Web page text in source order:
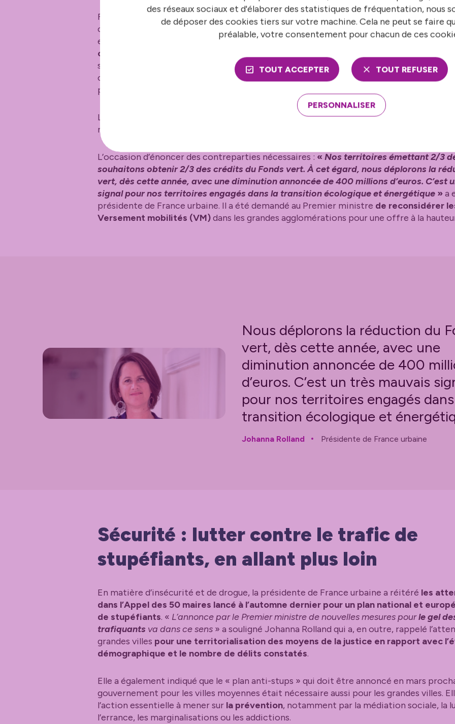
France urbaine représente des territoires émettant 2/3 des émissions de gaz à effet de
comptent 30 millions de Françaises et de Français, dont 2/3 de la population la plus
efficaces et répondre notamment au défi climatique,les territoires urbains plaident
création d’une Autorité organisatrice de la transition écologique solidaire (AOTES)
sur les grandes intercommunalités et métropoles. Cette nouvelle étape de la
contributions portées à l’attention du député de l’Oise, Éric Woerth, qui s’est vu
président de la République sur les enjeux de la décentralisation.
Le Premier ministre s’est montré attentif et sensible à la proposition et aux actions
métropoles et grandes intercommunalités urbaines dans le domaine de la transition
L’occasion d’énoncer des contreparties nécessaires : « Nos territoires émettant 2/3
souhaitons obtenir 2/3 des crédits du Fonds vert. À cet égard, nous déplorons la
vert, dès cette année, avec une diminution annoncée de 400 millions d’euros. C’est
signal pour nos territoires engagés dans la transition écologique et énergétique »a
présidente de France urbaine. Il a été demandé au Premier ministre de reconsidérer
Versement mobilités (VM)dans les grandes agglomérations pour une offre à la
Nous déplorons la réduction du
vert, dès cette année, avec une
diminution annoncée de 400
d’euros. C’est un très mauvais
pour nos territoires engagés
transition écologique et
Johanna Rolland Présidente de France urbaine
Sécurité : lutter contre le trafic de
stupéfiants, en allant plus loin
En matière d’insécurité et de drogue, la présidente de France urbaine a réitéré les
dans l’Appel des 50 maires lancé à l’automne dernier pour un plan national et
de stupéfiants. « L’annonce par le Premier ministre de nouvelles mesures pourle gel
trafiquants va dans ce sens » a souligné Johanna Rolland qui a, en outre, rappelé
grandes villes pour une territorialisation des moyens de la justice en rapport avec
démographique et le nombre de délits constatés.
Elle a également indiqué que le « plan anti-stups » qui doit être annoncé en mars
gouvernement pour les villes moyennes était nécessaire aussi pour les grandes villes.
l’action essentielle à mener sur la prévention, notamment par la médiation sociale, la
l’errance, les marginalisations ou les addictions.
des réseaux sociaux et d'élaborer des statistiques de fréquentation, nous
de déposer des cookies tiers sur votre machine. Cela ne peut se faire
préalable, votre consentement pour chacun de ces
TOUT ACCEPTER TOUT REFUSER
PERSONNALISER